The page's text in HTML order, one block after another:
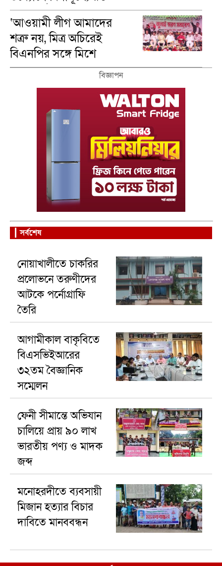
গ্রুপ নির্ণয়
‘আওয়ামী লীগ আমাদের
শত্রু নয়, মিত্র অচিরেই
বিএনপির সঙ্গে মিশে
যাবে’—দিরাইয়ে এমপি
নাছির চৌধুরী।
বিজ্ঞাপন
সর্বশেষ
নোয়াখালীতে চাকরির
প্রলোভনে তরুণীদের
আটকে পর্নোগ্রাফি
তৈরি
আগামীকাল বাকৃবিতে
বিএসভিইআরের
৩২তম বৈজ্ঞানিক
সম্মেলন
ফেনী সীমান্তে অভিযান
চালিয়ে প্রায় ৯০ লাখ
ভারতীয় পণ্য ও মাদক
জব্দ
মনোহরদীতে ব্যবসায়ী
মিজান হত্যার বিচার
দাবিতে মানববন্ধন